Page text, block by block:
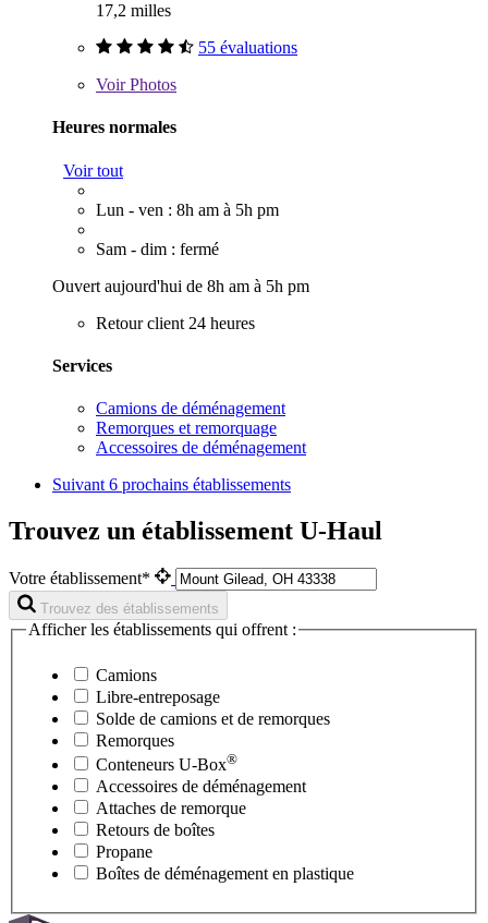
17,2 milles
55 évaluations
VoirPhotos
Heures normales
Voir tout
Lun - ven : 8h am à 5h pm
Sam - dim : fermé
Ouvert aujourd'hui de 8h am à 5h pm
Retour client 24 heures
Services
Camions de déménagement
Remorques et remorquage
Accessoires de déménagement
Suivant 6 prochains établissements
Trouvez un établissement U-Haul
Votre établissement*
Trouvez des établissements
Afficher les établissements qui offrent :
Camions
Libre-entreposage
Solde de camions et de remorques
Remorques
Conteneurs U-Box®
Accessoires de déménagement
Attaches de remorque
Retours de boîtes
Propane
Boîtes de déménagement en plastique